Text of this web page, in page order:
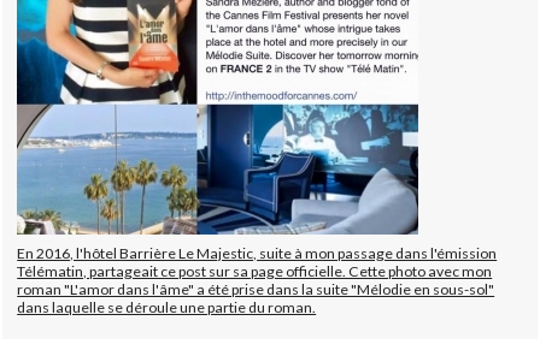
En 2016, l'hôtel Barrière Le Majestic, suite à mon passage dans l'émission
Télématin, partageait ce post sur sa page officielle. Cette photo avec mon
roman "L'amor dans l'âme" a été prise dans la suite "Mélodie en sous-sol"
dans laquelle se déroule une partie du roman.